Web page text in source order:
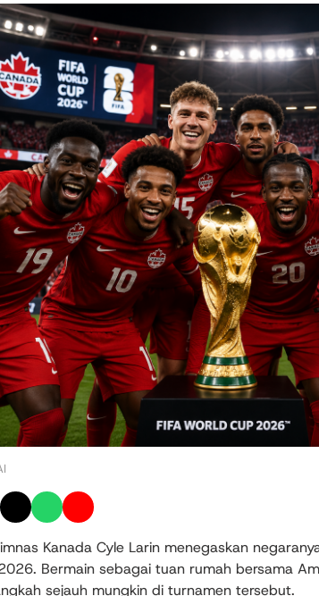
Kanada Cyle Larin menegaskan
Bermain sebagai tuan rumah bersama
sejauh mungkin di turnamen tersebut.